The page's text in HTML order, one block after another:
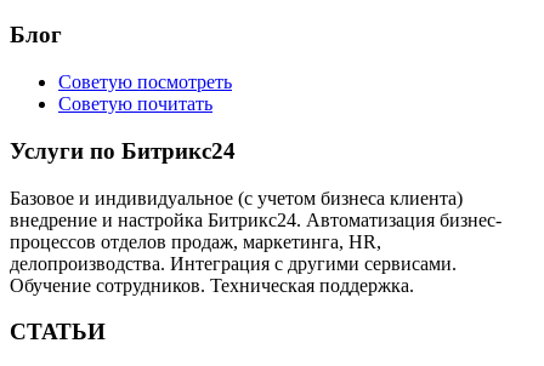
Блог
Советую посмотреть
Советую почитать
Услуги по Битрикс24
Базовое и индивидуальное (с учетом бизнеса клиента)
внедрение и настройка Битрикс24. Автоматизация бизнес-
процессов отделов продаж, маркетинга, HR,
делопроизводства. Интеграция с другими сервисами.
Обучение сотрудников. Техническая поддержка.
СТАТЬИ